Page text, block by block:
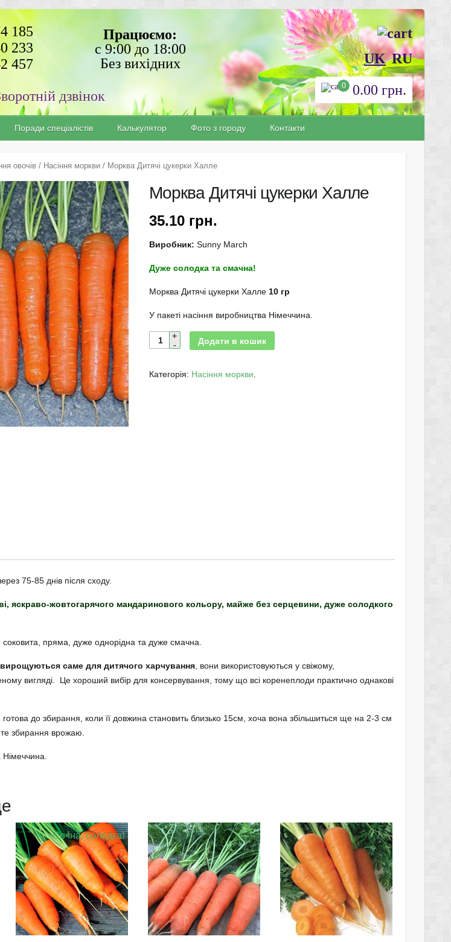
185
233
457
Працюємо:
с 9:00 до 18:00
Без вихідних
UK RU
0 0.00 грн.
дзвінок
Поради спеціалістів Калькулятор Фото з городу Контакти
овочів/ Насіння моркви/ Морква Дитячі цукерки Халле
Морква Дитячі цукерки Халле
35.10 грн.
Виробник:Sunny March
Дуже солодка та смачна!
Морква Дитячі цукерки Халле 10 гр
У пакеті насіння виробництва Німеччина.
Додати в кошик
Категорія: Насіння моркви
75-85 днів після сходу.
яскраво-жовтогарячого мандаринового кольору, майже без серцевини, дуже солодкого
пряма, дуже однорідна та дуже смачна.
вирощуються саме для дитячого харчування, вони використовуються у свіжому,
вигляді. Це хороший вибір для консервування, тому що всі коренеплоди практично однакові
до збирання, коли її довжина становить близько 15см, хоча вона збільшиться ще на 2-3 см
збирання врожаю.
Сочна, солодка!